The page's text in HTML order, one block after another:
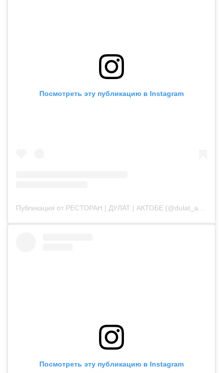
Посмотреть эту публикацию в Instagram
Посмотреть эту публикацию в Instagram